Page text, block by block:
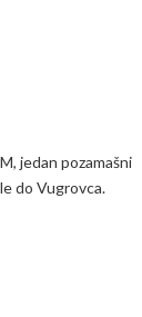
jedan pozamašni
do Vugrovca.